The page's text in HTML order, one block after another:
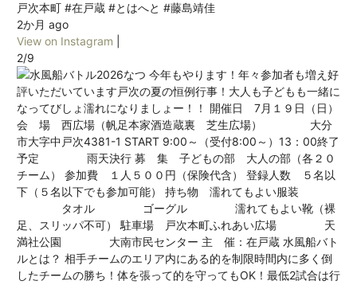
戸次本町 #在戸蔵 #とはへと #藤島靖佳
2か月 ago
View on Instagram
2/9